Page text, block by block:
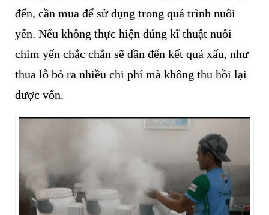
đến, cần mua để sử dụng trong quá trình nuôi
yến. Nếu không thực hiện đúng kĩ thuật nuôi
chim yến chắc chắn sẽ dần đến kết quả xấu, như
thua lỗ bỏ ra nhiều chi phí mà không thu hồi lại
được vốn.